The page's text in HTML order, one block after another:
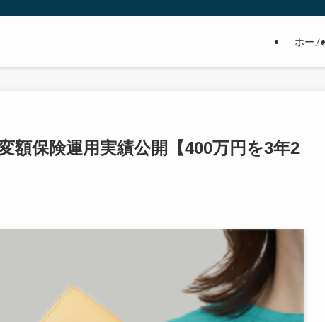
ホーム
額保険運用実績公開【400万円を3年2